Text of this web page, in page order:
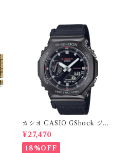
カシオ CASIO GShock ジー
ショックGM-2100CB-1A メ
ンズサイズ 海外モデル 並行輸
入品
¥27,470
18%OFF